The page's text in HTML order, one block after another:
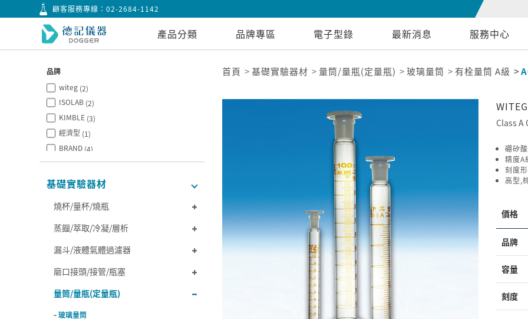
顧客服務專線：02-2684-1142
產品分類 品牌專區 電子型錄 最新消息 服務中心
品牌
witeg (2)
ISOLAB (2)
KIMBLE (3)
經濟型 (1)
BRAND (4)
PYREX(2)
BOROSIL(4)
基礎實驗器材
燒杯/量杯/燒瓶
蒸餾/萃取/冷凝/層析
漏斗/液體氣體過濾器
磨口接頭/接管/瓶塞
量筒/量瓶(定量瓶)
玻璃量筒
首頁 基礎實驗器材 量筒/量瓶(定量瓶) 玻璃量筒 有栓量筒 A級
Class
硼矽
精度A
刻度
高型,
價格
品牌
容量
刻度